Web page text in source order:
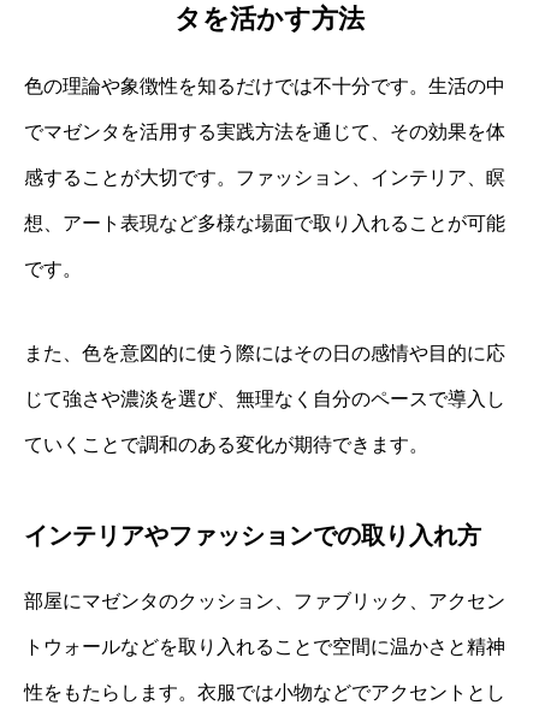
タを活かす方法
色の理論や象徴性を知るだけでは不十分です。生活の中
でマゼンタを活用する実践方法を通じて、その効果を体
感することが大切です。ファッション、インテリア、瞑
想、アート表現など多様な場面で取り入れることが可能
です。
また、色を意図的に使う際にはその日の感情や目的に応
じて強さや濃淡を選び、無理なく自分のペースで導入し
ていくことで調和のある変化が期待できます。
インテリアやファッションでの取り入れ方
部屋にマゼンタのクッション、ファブリック、アクセン
トウォールなどを取り入れることで空間に温かさと精神
性をもたらします。衣服では小物などでアクセントとし